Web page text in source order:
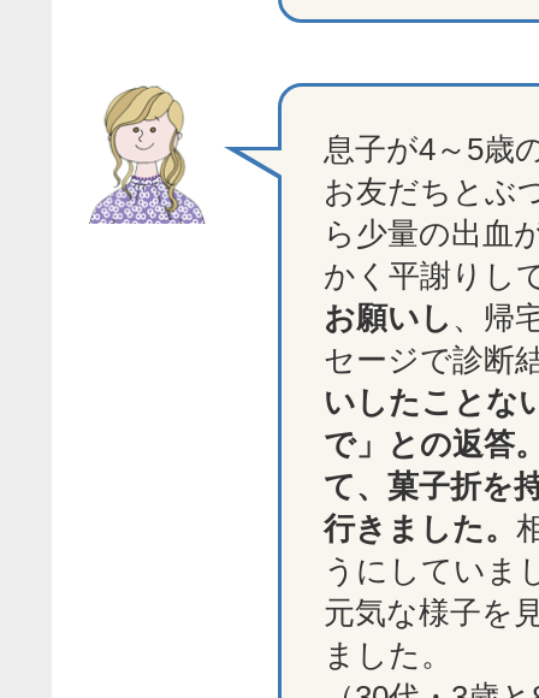
息子が4～5歳
お友だちとぶ
ら少量の出血
かく平謝りし
お願いし 、帰
セージで診断
いしたことな
で」との返答
て、菓子折を
行きました。
うにしていま
元気な様子を
ました。